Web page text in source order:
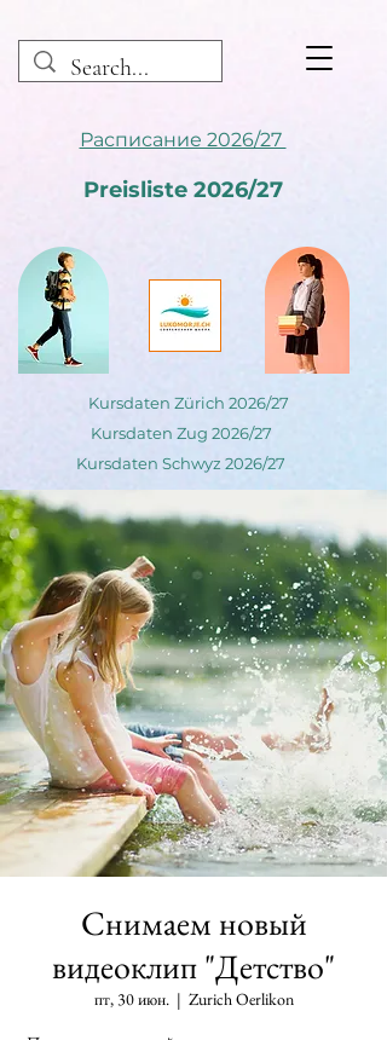
Расписание 2026/27
Preisliste 2026/27
Kursdaten Zürich 2026/27
Kursdaten Zug 2026/27
Kursdaten Schwyz 2026/27
Снимаем новый
видеоклип "Детство"
пт, 30 июн.
  |
Zurich Oerlikon